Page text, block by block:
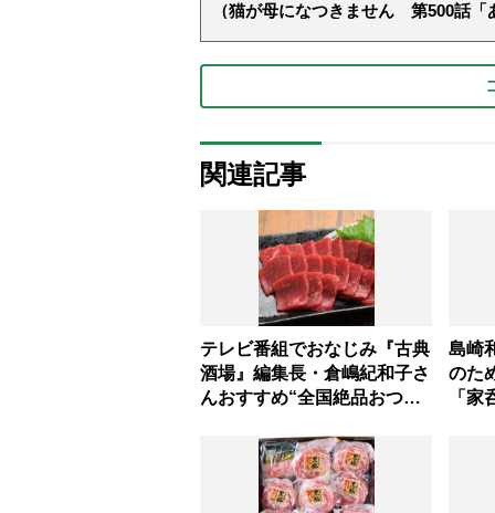
（猫が母になつきません 第500話「
関連記事
テレビ番組でおなじみ『古典
酒場』編集長・倉嶋紀和子さ
んおすすめ“全国絶品おつま
島崎
のた
「